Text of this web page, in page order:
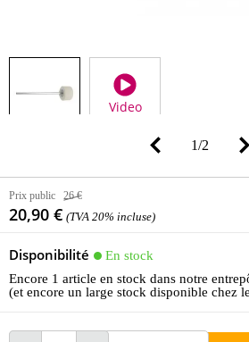
Video
1/2
Prix public 26 €
20,90 € (TVA 20% incluse)
Disponibilité
En stock
Encore 1 article en stock dans notre
(et encore un large stock disponible chez